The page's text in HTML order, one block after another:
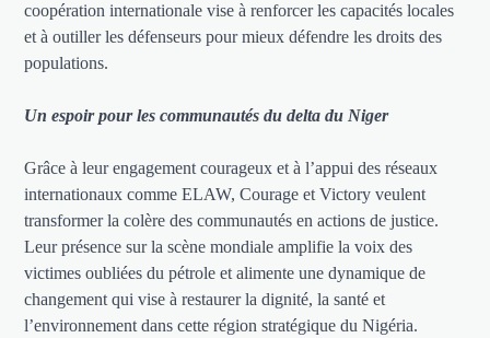
coopération internationale vise à renforcer les capacités locales
et à outiller les défenseurs pour mieux défendre les droits des
populations.
Un espoir pour les communautés du delta du Niger
Grâce à leur engagement courageux et à l’appui des réseaux
internationaux comme ELAW, Courage et Victory veulent
transformer la colère des communautés en actions de justice.
Leur présence sur la scène mondiale amplifie la voix des
victimes oubliées du pétrole et alimente une dynamique de
changement qui vise à restaurer la dignité, la santé et
l’environnement dans cette région stratégique du Nigéria.